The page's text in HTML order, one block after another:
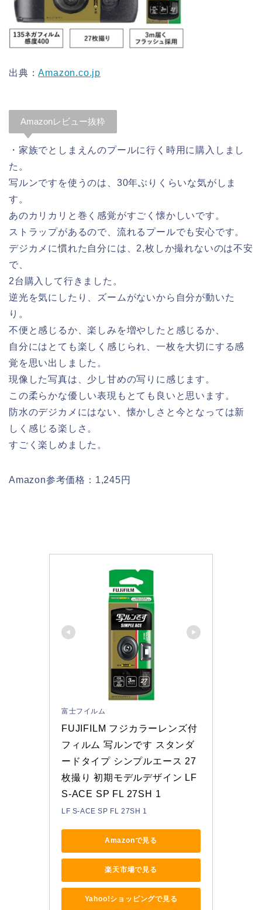
出典：Amazon.co.jp
Amazonレビュー抜粋
・家族でとしまえんのプールに行く時用に購入しまし
た。
写ルンですを使うのは、30年ぶりくらいな気がしま
す。
あのカリカリと巻く感覚がすごく懐かしいです。
ストラップがあるので、流れるプールでも安心です。
デジカメに慣れた自分には、2,枚しか撮れないのは不安
で、
2台購入して行きました。
逆光を気にしたり、ズームがないから自分が動いた
り。
不便と感じるか、楽しみを増やしたと感じるか、
自分にはとても楽しく感じられ、一枚を大切にする感
覚を思い出しました。
現像した写真は、少し甘めの写りに感じます。
この柔らかな優しい表現もとても良いと思います。
防水のデジカメにはない、懐かしさと今となっては新
しく感じる楽しさ。
すごく楽しめました。
Amazon参考価格：1,245円
富士フイルム
FUJIFILM フジカラーレンズ付
フィルム 写ルンです スタンダ
ードタイプ シンプルエース 27
枚撮り 初期モデルデザイン LF
S-ACE SP FL 27SH 1
LF S-ACE SP FL 27SH 1
Amazonで見る
楽天市場で見る
Yahoo!ショッピングで見る